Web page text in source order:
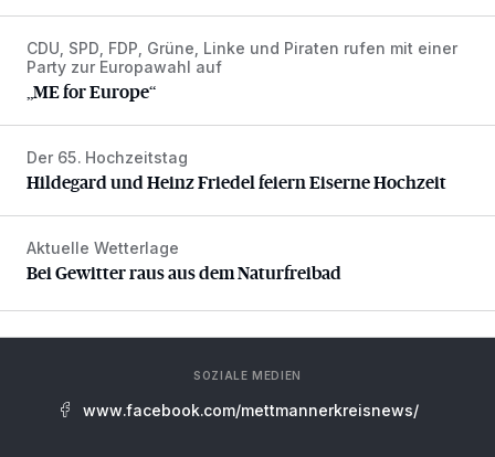
„ME for Europe“
CDU, SPD, FDP, Grüne, Linke und Piraten rufen mit einer
Party zur Europawahl auf
„ME for Europe“
Hildegard und Heinz Friedel feiern Eiserne Hochzeit
Der 65. Hochzeitstag
Hildegard und Heinz Friedel feiern Eiserne Hochzeit
Bei Gewitter raus aus dem Naturfreibad
Aktuelle Wetterlage
Bei Gewitter raus aus dem Naturfreibad
SOZIALE MEDIEN
www.facebook.com/mettmannerkreisnews/